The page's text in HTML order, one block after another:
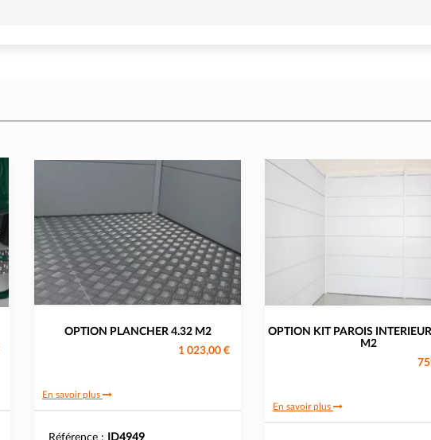
OPTION PLANCHER 4.32 M2
1 023,00 €
En savoir plus
Référence : ID4949
OPTION KIT PAROIS
M2
En savoir plus